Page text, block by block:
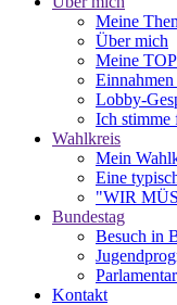
Meine
Über mich
Meine
Einnahmen
Lobby-
Ich stimme
Wahlkreis
Mein
Eine
"WIR
Bundestag
Besuch in
Kontakt